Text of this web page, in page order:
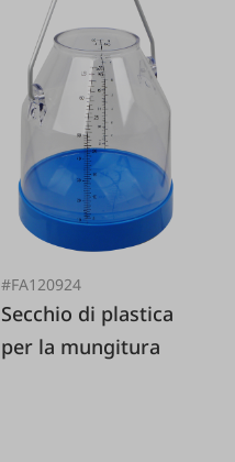
#FA120924
Secchio di plastica
per la mungitura